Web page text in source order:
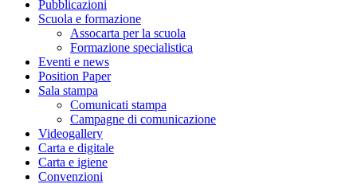
Pubblicazioni
Scuola e formazione
Assocarta per la scuola
Formazione specialistica
Eventi e news
Position Paper
Sala stampa
Comunicati stampa
Campagne di comunicazione
Videogallery
Carta e digitale
Carta e igiene
Convenzioni